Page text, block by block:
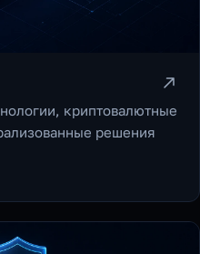
криптовалютные
решения